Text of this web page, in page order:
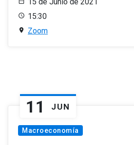
15:30
Zoom
11 JUN
Macroeconomía